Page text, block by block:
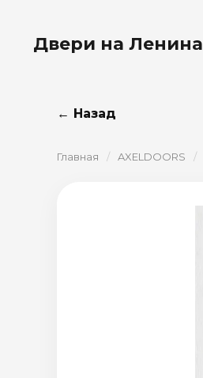
Двери на Ленина
← Назад
Главная / AXELDOORS /